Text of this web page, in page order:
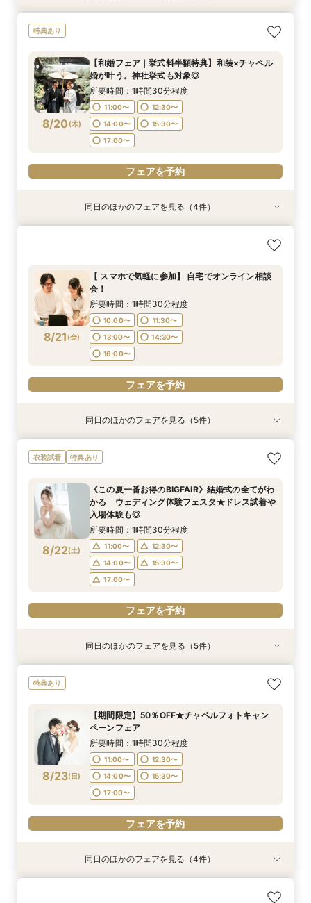
8/18(火)
【挙式＋会食が5万円OFF！】費用を抑えて叶え
9:00〜
11:00〜
13:00〜
15:00〜
17:00〜
フェアを予約
8/18(火)
【 スマホで気軽に参加】 自宅でオンライン相談
10:00〜
11:30〜
13:00〜
14:30〜
16:00〜
フェアを予約
8/18(火)
10:00〜
11:30〜
13:00〜
14:30〜
16:00〜
フェアを予約
8/18(火)
【結婚式の費用がぐっとお得】挙式料＋撮影＋衣
BIGフェア
所要時間：1時間30分程度
13:00〜
14:30〜
16:00〜
フェアを予約
8/18(火)
【和婚フェア｜挙式料半額特典】和装×チャペル
11:00〜
12:30〜
14:00〜
15:30〜
17:00〜
フェアを予約
特典あり
8/20 (木)
【和婚フェア｜挙式料半額特典】和装×チャペル
婚が叶う。神社挙式も対象◎
所要時間：1時間30分程度
11:00〜
12:30〜
14:00〜
15:30〜
17:00〜
フェアを予約
8/20(木)
【期間限定】50％OFF★チャペルフォトキャン
14:00〜
15:30〜
17:00〜
フェアを予約
8/20(木)
【挙式＋会食が5万円OFF！】費用を抑えて叶え
13:00〜
15:00〜
17:00〜
フェアを予約
8/20(木)
10:00〜
11:30〜
16:00〜
フェアを予約
8/20(木)
【結婚式の費用がぐっとお得】挙式料＋撮影＋衣
BIGフェア
所要時間：1時間30分程度
13:00〜
14:30〜
16:00〜
フェアを予約
同日のほかのフェアを見る（4件）
8/21 (金)
【 スマホで気軽に参加】 自宅でオンライン相談
会！
所要時間：1時間30分程度
10:00〜
11:30〜
13:00〜
14:30〜
16:00〜
フェアを予約
8/21
【期間限定】50％OFF★チャペルフォトキャン
ペーンフェア
11:00〜
12:30〜
14:00〜
17:00〜
フェアを予約
8/21
【挙式＋会食が5万円OFF！】費用を抑えて叶え
る少人数ウェディング相談フェア
9:00〜
11:00〜
13:00〜
17:00〜
フェアを予約
8/21
【結婚式の不安解消！】お見積り＆日程相談会
10:00〜
11:30〜
13:00〜
14:30〜
16:00〜
フェアを予約
8/21
【結婚式の費用がぐっとお得】挙式料＋撮影＋衣
装ランクアップがセットで半額以下の198,000
BIGフェア
所要時間：1時間30分程度
10:00〜
13:00〜
14:30〜
16:00〜
フェアを予約
8/21
【和婚フェア｜挙式料半額特典】和装×チャペル
婚が叶う。神社挙式も対象◎
11:00〜
12:30〜
14:00〜
17:00〜
フェアを予約
同日のほかのフェアを見る（5件）
衣装試着 特典あり
8/22(土)
《この夏一番お得のBIGFAIR》結婚式の全てがわ
かる ウェディング体験フェスタ★ドレス試着や
入場体験も◎
所要時間：1時間30分程度
11:00〜
12:30〜
14:00〜
15:30〜
17:00〜
フェアを予約
8/22(土)
【結婚式の費用がぐっとお得】挙式料＋撮影＋衣
BIGフェア
所要時間：1時間30分程度
13:00〜
14:30〜
16:00〜
フェアを予約
8/22(土)
【期間限定】50％OFF★チャペルフォトキャン
11:00〜
14:00〜
15:30〜
17:00〜
フェアを予約
8/22(土)
【挙式＋会食が5万円OFF！】費用を抑えて叶え
9:00〜
13:00〜
15:00〜
17:00〜
フェアを予約
8/22(土)
10:00〜
11:30〜
13:00〜
16:00〜
フェアを予約
8/22(土)
【和婚フェア｜挙式料半額特典】和装×チャペル
11:00〜
14:00〜
15:30〜
17:00〜
フェアを予約
同日のほかのフェアを見る（5件）
特典あり
8/23(日)
【期間限定】50％OFF★チャペルフォトキャン
ペーンフェア
所要時間：1時間30分程度
11:00〜
12:30〜
14:00〜
15:30〜
17:00〜
フェアを予約
【挙式＋会食が5万円OFF！】費用を抑えて叶え
【結婚式の費用がぐっとお得】挙式料＋撮影＋衣
【和婚フェア｜挙式料半額特典】和装×チャペル
同日のほかのフェアを見る（4件）